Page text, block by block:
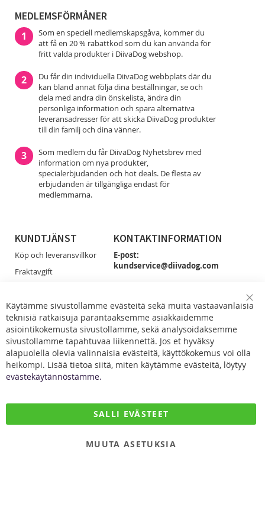
MEDLEMSFÖRMÅNER
1
Som en speciell medlemskapsgåva, kommer du
att få en 20 % rabattkod som du kan använda för
fritt valda produkter i DiivaDog webshop.
2
Du får din individuella DiivaDog webbplats där du
kan bland annat följa dina beställningar, se och
dela med andra din önskelista, ändra din
personliga information och spara alternativa
leveransadresser för att skicka DiivaDog produkter
till din familj och dina vänner.
3
Som medlem du får DiivaDog Nyhetsbrev med
information om nya produkter,
specialerbjudanden och hot deals. De flesta av
erbjudanden är tillgängliga endast för
medlemmarna.
KUNDTJÄNST
Köp och leveransvillkor
Fraktavgift
Dataskydd
Kontakta oss
KONTAKTINFORMATION
E-post:
kundservice@diivadog.com
Facebook
DiivaDog & Co.
Kirjurintie 16
Finland
Käytämme sivustollamme evästeitä sekä muita vastaavanlaisia
teknisiä ratkaisuja parantaaksemme asiakkaidemme
asiointikokemusta sivustollamme, sekä analysoidaksemme
sivustollamme tapahtuvaa liikennettä. Jos et hyväksy
alapuolella olevia valinnaisia evästeitä, käyttökokemus voi olla
heikompi. Lisää tietoa siitä, miten käytämme evästeitä, löytyy
evästekäytännöstämme.
SALLI EVÄSTEET
MUUTA ASETUKSIA